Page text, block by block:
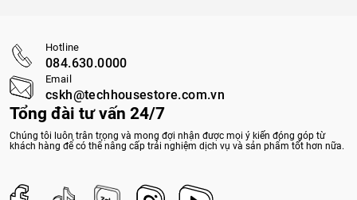
Tổng đài tư vấn 24/7
Chúng tôi luôn trân trọng và mong đợi nhận được mọi ý kiến đóng góp từ
khách hàng để có thể nâng cấp trải nghiệm dịch vụ và sản phẩm tốt hơn nữa.
Hotline
084.630.0000
Email
cskh@techhousestore.com.vn